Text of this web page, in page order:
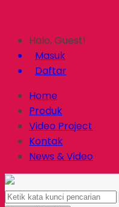
Halo, Guest!
Masuk
Daftar
Home
Produk
Video Project
Kontak
News & Video